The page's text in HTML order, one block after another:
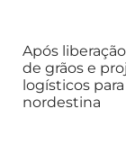
Após
de grãos e
logísticos
nordestina